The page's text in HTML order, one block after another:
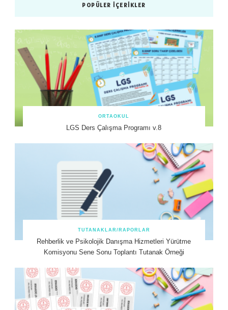
POPÜLER İÇERIKLER
ORTAOKUL
LGS Ders Çalışma Programı v.8
TUTANAKLAR/RAPORLAR
Rehberlik ve Psikolojik Danışma Hizmetleri Yürütme
Komisyonu Sene Sonu Toplantı Tutanak Örneği